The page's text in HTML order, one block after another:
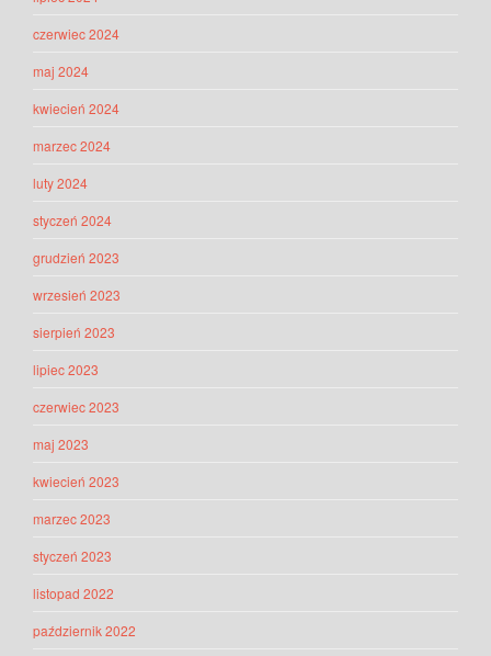
czerwiec 2024
maj 2024
kwiecień 2024
marzec 2024
luty 2024
styczeń 2024
grudzień 2023
wrzesień 2023
sierpień 2023
lipiec 2023
czerwiec 2023
maj 2023
kwiecień 2023
marzec 2023
styczeń 2023
listopad 2022
październik 2022